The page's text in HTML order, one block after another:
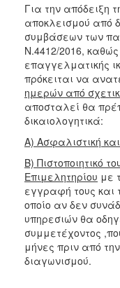
Για την απόδειξη
αποκλεισμού από
συμβάσεων των
Ν.4412/2016,
επαγγελματικής
πρόκειται να
ημερών από
αποσταλεί θα
δικαιολογητικά:
Α) Ασφαλιστική
Β) Πιστοποιητικό
Επιμελητηρίου με
εγγραφή τους και
οποίο αν δεν
υπηρεσιών θα
συμμετέχοντος
μήνες πριν από
διαγωνισμού.